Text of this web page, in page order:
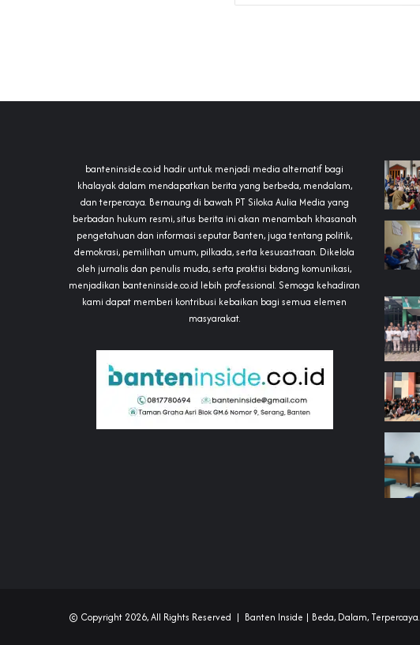
banteninside.co.id hadir untuk menjadi media alternatif bagi
khalayak dalam mendapatkan berita yang berbeda, mendalam,
dan terpercaya. Bernaung di bawah PT Siloka Aulia Media yang
berbadan hukum resmi, situs berita ini akan menambah khasanah
pengetahuan dan informasi seputar Banten, juga tentang politik,
demokrasi, pemilihan umum, pilkada, serta kesusastraan. Dikelola
oleh jurnalis dan penulis muda, serta praktisi bidang komunikasi,
menjadikan banteninside.co.id lebih professional. Semoga kehadiran
kami dapat memberi kontribusi kebaikan bagi semua elemen
masyarakat.
© Copyright 2026, All Rights Reserved | Banten Inside | Beda, Dalam, Terpercaya.